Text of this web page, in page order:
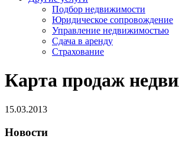
Подбор недвижимости
Юридическое сопровождение
Управление недвижимостью
Сдача в аренду
Страхование
Карта продаж
15.03.2013
Новости